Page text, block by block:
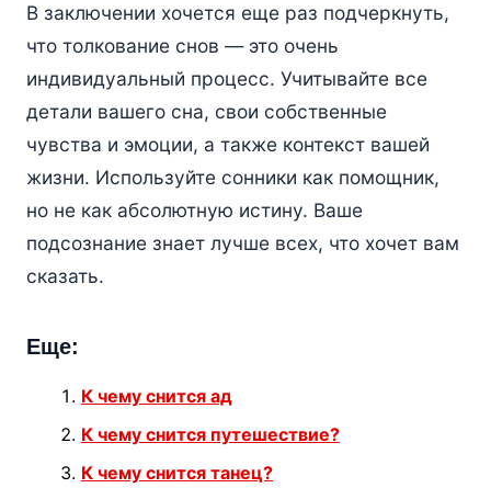
В заключении хочется еще раз подчеркнуть,
что толкование снов — это очень
индивидуальный процесс. Учитывайте все
детали вашего сна, свои собственные
чувства и эмоции, а также контекст вашей
жизни. Используйте сонники как помощник,
но не как абсолютную истину. Ваше
подсознание знает лучше всех, что хочет вам
сказать.
Еще:
К чему снится ад
К чему снится путешествие?
К чему снится танец?